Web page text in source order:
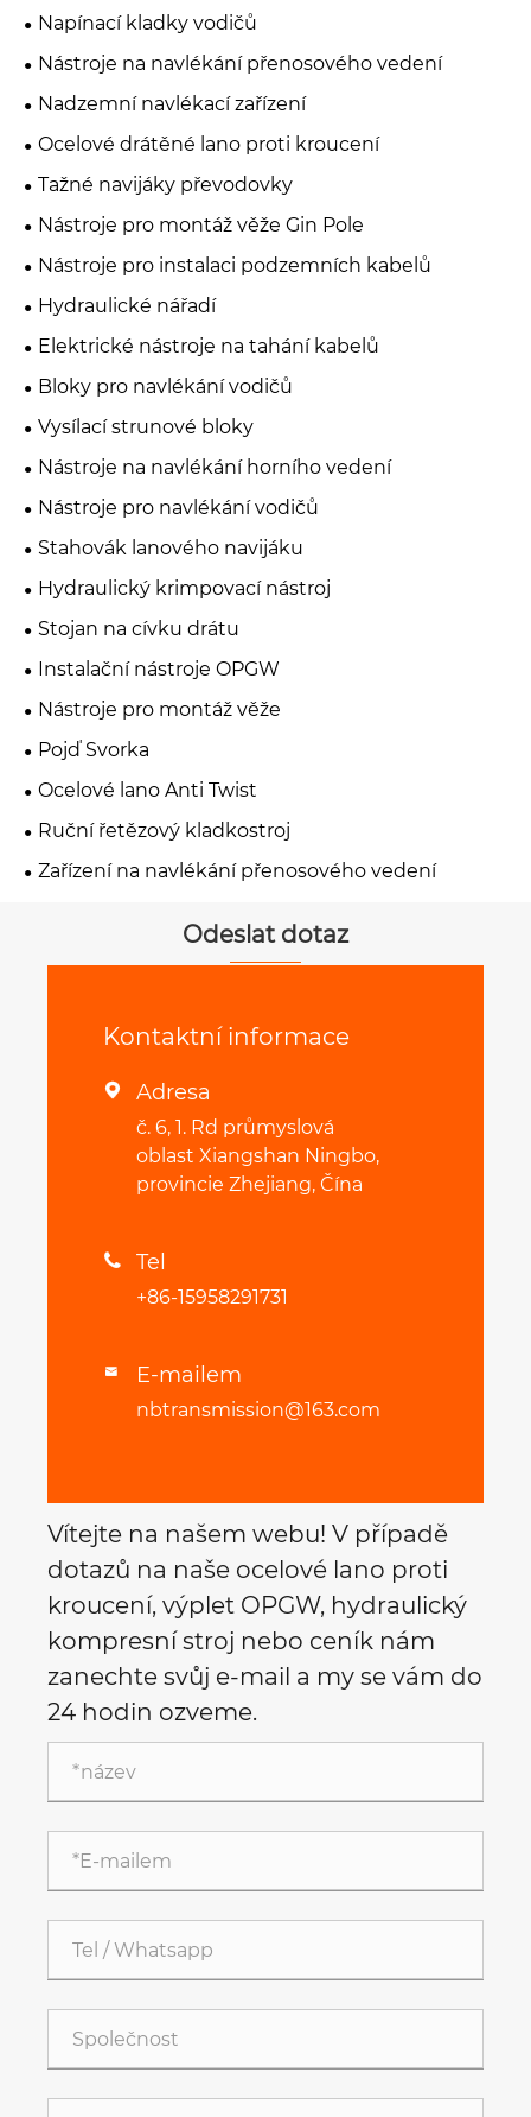
Napínací kladky vodičů
Nástroje na navlékání přenosového vedení
Nadzemní navlékací zařízení
Ocelové drátěné lano proti kroucení
Tažné navijáky převodovky
Nástroje pro montáž věže Gin Pole
Nástroje pro instalaci podzemních kabelů
Hydraulické nářadí
Elektrické nástroje na tahání kabelů
Bloky pro navlékání vodičů
Vysílací strunové bloky
Nástroje na navlékání horního vedení
Nástroje pro navlékání vodičů
Stahovák lanového navijáku
Hydraulický krimpovací nástroj
Stojan na cívku drátu
Instalační nástroje OPGW
Nástroje pro montáž věže
Pojď Svorka
Ocelové lano Anti Twist
Ruční řetězový kladkostroj
Zařízení na navlékání přenosového vedení
Odeslat dotaz
Kontaktní informace
 Adresa
č. 6, 1. Rd průmyslová
oblast Xiangshan Ningbo,
provincie Zhejiang, Čína
 Tel
+86-15958291731
 E-mailem
nbtransmission@163.com
Vítejte na našem webu! V případě
dotazů na naše ocelové lano proti
kroucení, výplet OPGW, hydraulický
kompresní stroj nebo ceník nám
zanechte svůj e-mail a my se vám do
24 hodin ozveme.